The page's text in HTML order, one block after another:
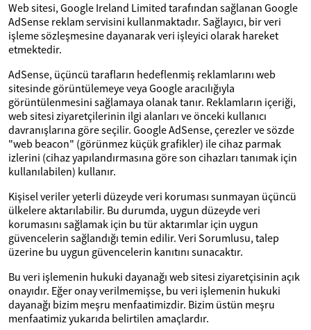
Web sitesi, Google Ireland Limited tarafından sağlanan Google
AdSense reklam servisini kullanmaktadır. Sağlayıcı, bir veri
işleme sözleşmesine dayanarak veri işleyici olarak hareket
etmektedir.
AdSense, üçüncü tarafların hedeflenmiş reklamlarını web
sitesinde görüntülemeye veya Google aracılığıyla
görüntülenmesini sağlamaya olanak tanır. Reklamların içeriği,
web sitesi ziyaretçilerinin ilgi alanları ve önceki kullanıcı
davranışlarına göre seçilir. Google AdSense, çerezler ve sözde
"web beacon" (görünmez küçük grafikler) ile cihaz parmak
izlerini (cihaz yapılandırmasına göre son cihazları tanımak için
kullanılabilen) kullanır.
Kişisel veriler yeterli düzeyde veri koruması sunmayan üçüncü
ülkelere aktarılabilir. Bu durumda, uygun düzeyde veri
korumasını sağlamak için bu tür aktarımlar için uygun
güvencelerin sağlandığı temin edilir. Veri Sorumlusu, talep
üzerine bu uygun güvencelerin kanıtını sunacaktır.
Bu veri işlemenin hukuki dayanağı web sitesi ziyaretçisinin açık
onayıdır. Eğer onay verilmemişse, bu veri işlemenin hukuki
dayanağı bizim meşru menfaatimizdir. Bizim üstün meşru
menfaatimiz yukarıda belirtilen amaçlardır.